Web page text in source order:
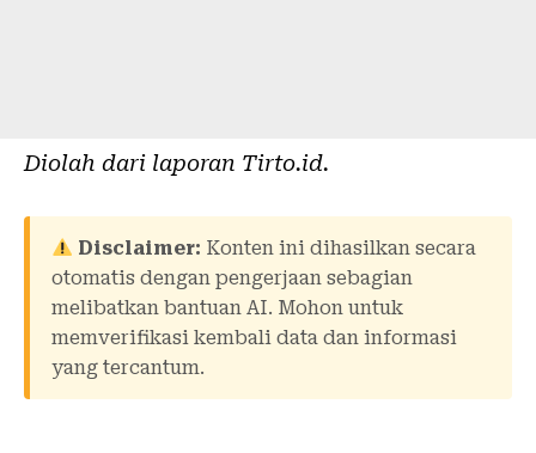
Diolah dari laporan Tirto.id.
Disclaimer: Konten ini dihasilkan secara
otomatis dengan pengerjaan sebagian
melibatkan bantuan AI. Mohon untuk
memverifikasi kembali data dan informasi
yang tercantum.